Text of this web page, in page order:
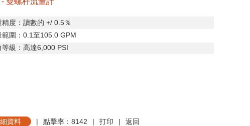
精度：讀數的 +/ 0.5％
圍： 0.1至105.0 GPM
等級：高達6,000 PSI
資料 | 點擊率：8142 | 打印 | 返回